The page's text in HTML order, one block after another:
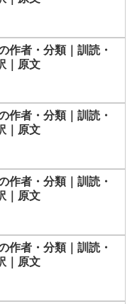
作者・分類｜訓読・
｜原文
作者・分類｜訓読・
｜原文
作者・分類｜訓読・
｜原文
作者・分類｜訓読・
｜原文